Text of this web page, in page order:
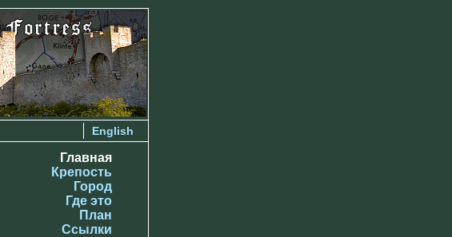
English
Главная
Крепость
Город
Где это
План
Ссылки